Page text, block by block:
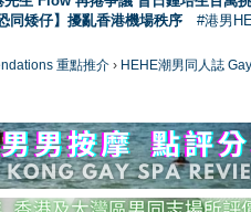
同矮仔】擾亂香港機場秩序 #港男
重點推介 › HEHE潮男同人誌